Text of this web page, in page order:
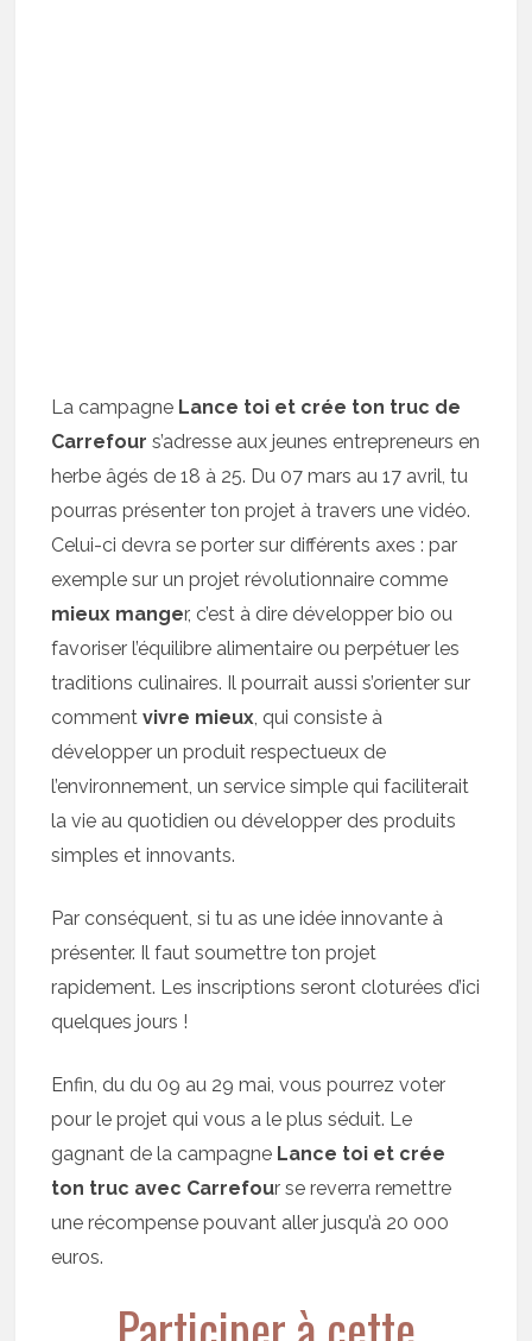
La campagne Lance toi et crée ton truc de
Carrefour s’adresse aux jeunes entrepreneurs en
herbe âgés de 18 à 25. Du 07 mars au 17 avril, tu
pourras présenter ton projet à travers une vidéo.
Celui-ci devra se porter sur différents axes : par
exemple sur un projet révolutionnaire comme
mieux manger, c’est à dire développer bio ou
favoriser l’équilibre alimentaire ou perpétuer les
traditions culinaires. Il pourrait aussi s’orienter sur
commentvivre mieux , qui consiste à
développer un produit respectueux de
l’environnement, un service simple qui faciliterait
la vie au quotidien ou développer des produits
simples et innovants.
Par conséquent, si tu as une idée innovante à
présenter. Il faut soumettre ton projet
rapidement. Les inscriptions seront cloturées d’ici
quelques jours !
Enfin, du du 09 au 29 mai, vous pourrez voter
pour le projet qui vous a le plus séduit. Le
gagnant de la campagne Lance toi et crée
ton truc avec Carrefour se reverra remettre
une récompense pouvant aller jusqu’à 20 000
euros.